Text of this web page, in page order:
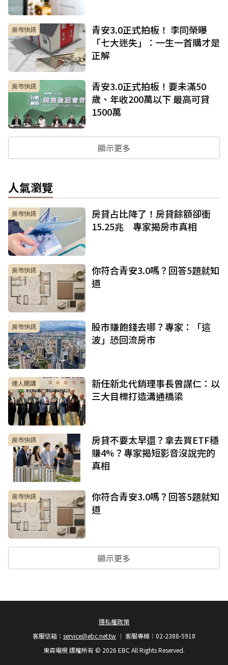
房市快訊
青安3.0正式拍板！ 李同榮曝
「七大迷失」：一生一首購才是
正解
房市快訊
青安3.0正式拍板！要未滿50
歲、年收200萬以下 最高可貸
1500萬
顯示更多
人氣瀏覽
房市快訊
房貸占比降了！房貸餘額卻衝
15.25兆 專家揭房市真相
房市快訊
你符合青安3.0嗎？回答5題就知
道
房市快訊
股市賺飽錢去哪？專家：「這
波」恐回流房市
達人開講
新任新北代銷理事長曾謀仁：以
三大目標打造溝通橋梁
房市快訊
房貸不要太早還？拿去買ETF穩
賺4%？專家揭短影音沒說完的
真相
房市快訊
你符合青安3.0嗎？回答5題就知
道
顯示更多
隱私權政策
客服專線：02-2388-5918
客服信箱： service@ebc.net.tw
東森電視 版權所有 © 2026 EBC All Rights Reserved.